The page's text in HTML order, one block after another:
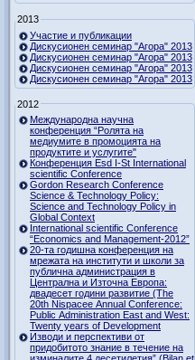
2013
Участие и публикации
Дискусионен семинар "Агора" 2013
Дискусионен семинар "Агора" 2013
Дискусионен семинар "Агора" 2013
Дискусионен семинар "Агора" 2013
2012
Международна научна
конференция “Ролята на
медиумите в промоцията на
продуктите и услугите"
Конференция Esd I-St International
scientific Conference
Gordon Research Сonference
Science & Technology Policy:
Science and Technology Policy in
Global Context
International scientific Conference
“Economics and Management-2012”
20-та годишна конференция на
мрежата на институти и школи за
публична администрация в
Централна и Източна Европа:
двадесет години развитие (The
20th Nispacee Annual Conference:
Public Administration East and West:
Twenty years of Development
Изводи и перспективи от
придобитото знание в течение на